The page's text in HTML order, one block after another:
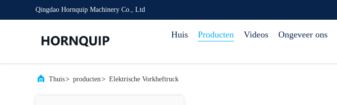
Qingdao Hornquip Machinery Co., Ltd
Huis Producten Videos Ongeveer ons
Thuis> producten> Elektrische Vorkheftruck